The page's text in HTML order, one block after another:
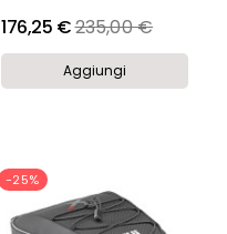
176,25 €Prezzo
235,00 €
Aggiungi
-25%